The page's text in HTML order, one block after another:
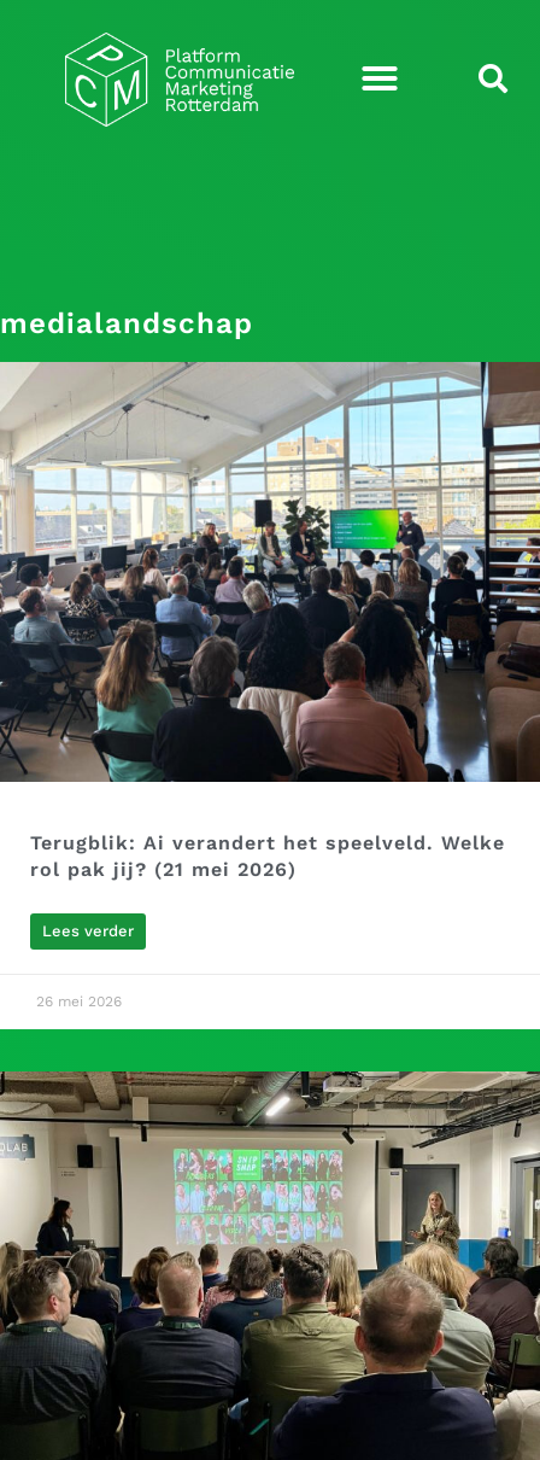
medialandschap
Terugblik: Ai verandert het speelveld. Welke
rol pak jij? (21 mei 2026)
Lees verder
26 mei 2026